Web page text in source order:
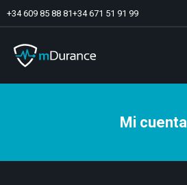
+34 609 85 88 81+34 671 51 91 99
Mi cuenta